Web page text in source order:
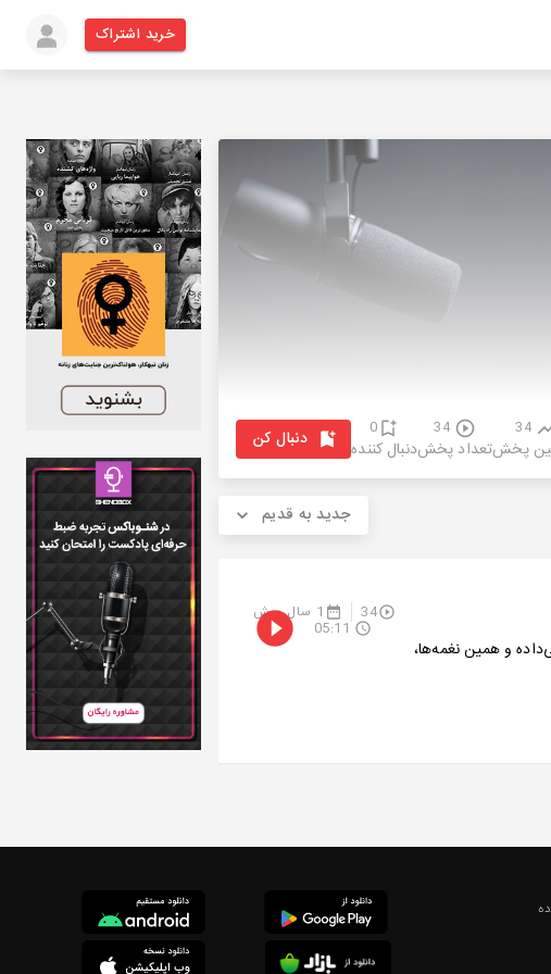
خرید اشتراک
34
پخش
34
تعداد پخش
0
دنبال کننده دنبال کن
جدید به قدیم
34 1 سال پیش
و همین نغمه‌ها،
05:11